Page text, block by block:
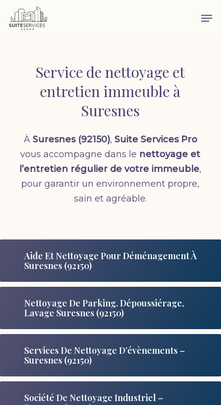
Skip
Service de nettoyage et
entretien immeuble à
Suresnes
À Suresnes (92150), Suite Services Pro
vous accompagne dans le nettoyage et
l’entretien régulier de votre immeuble,
pour garantir un environnement propre,
sain et agréable.
Aide Et Nettoyage Pour Déménagement À
Suresnes (92150)
Nettoyage De Parking. Dépoussiérage,
Lavage Suresnes (92150)
Services De Nettoyage D’évènements –
Suresnes (92150)
Société De Nettoyage Industriel –